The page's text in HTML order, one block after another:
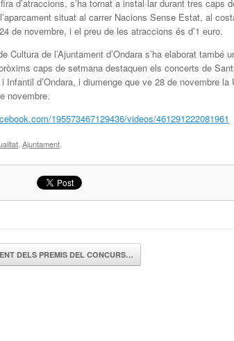
d’atraccions, s’ha tornat a instal·lar durant tres
situat al carrer Nacions Sense Estat, al
de novembre, i el preu de les atraccions és d’1 euro.
Cultura de l’Ajuntament d’Ondara s’ha elaborat
caps de setmana destaquen els concerts de
Infantil d’Ondara, i diumenge que ve 28 de novembre
novembre.
195573467129436/videos/461291222081961
Ajuntament
artículos
DELS PREMIS DEL CONCURS…